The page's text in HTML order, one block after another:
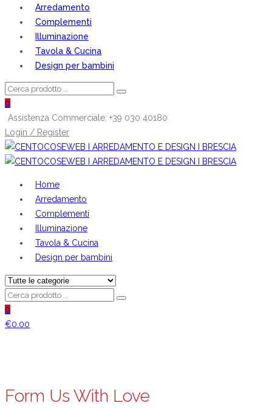
Arredamento
Complementi
Illuminazione
Tavola & Cucina
Design per bambini
0
Assistenza Commerciale: +39 030 40180
Login / Register
Home
Arredamento
Complementi
Illuminazione
Tavola & Cucina
Design per bambini
0
€0.00
Form Us With Love